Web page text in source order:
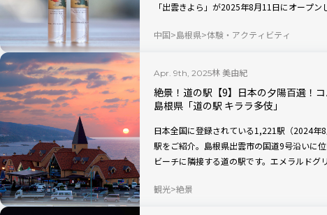
「出雲きよら」が2025年8月11日にオープ
が集う出雲の地で、自分と向き合って癒やし
中国 島根県 体験・アクティビティ
Apr. 9th, 2025林 美由紀
絶景！道の駅【9】日本の夕陽百選！
島根県「道の駅 キララ多伎」
日本全国に登録されている1,221駅（2024年
駅をご紹介。島根県出雲市の国道9号沿いに
ビーチに隣接する道の駅です。エメラルドグ
と、野生のイルカが遊びに来てくれたときに
観光 絶景